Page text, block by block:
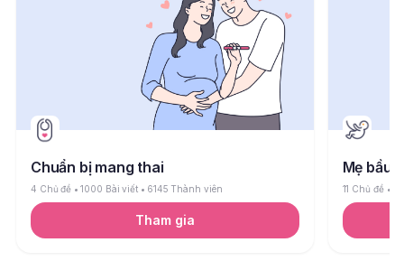
Chuẩn bị mang thai
4 Chủ đề 1000 Bài viết 6145 Thành viên
Tham gia
Mẹ bầu
11 Chủ đề